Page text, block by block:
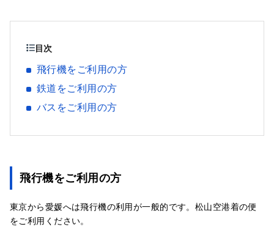
目次
飛行機をご利用の方
鉄道をご利用の方
バスをご利用の方
飛行機をご利用の方
東京から愛媛へは飛行機の利用が一般的です。松山空港着の便
をご利用ください。